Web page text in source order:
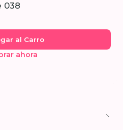
038
al Carro
ahora